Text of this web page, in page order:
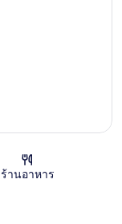
ร้านอาหาร